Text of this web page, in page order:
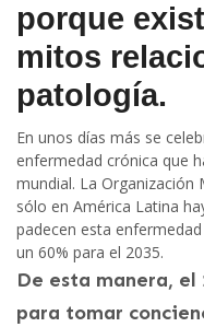
porque
mitos
patología.
En unos días más se
enfermedad crónica que
mundial. La Organización
sólo en América Latina
padecen esta
un 60% para el 2035.
De esta manera, el
para tomar